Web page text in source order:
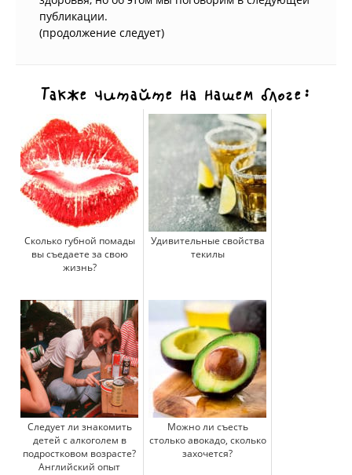
публикации.
(продолжение следует)
Также читайте на нашем блоге:
Сколько губной помады
вы съедаете за свою
жизнь?
Удивительные свойства
текилы
Следует ли знакомить
детей с алкоголем в
подростковом возрасте?
Английский опыт
Можно ли съесть
столько авокадо, сколько
захочется?